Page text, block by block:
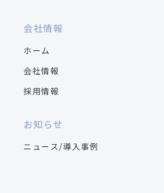
会社情報
ホーム
会社情報
採用情報
お知らせ
ニュース/導入事例